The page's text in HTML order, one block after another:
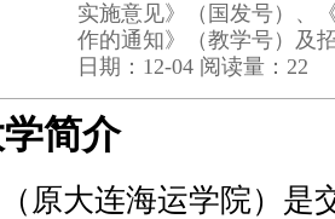
实施意见》（国发号）、
作的通知》（教学号）
日期：12-04 阅读量：22
简介
原大连海运学院）是